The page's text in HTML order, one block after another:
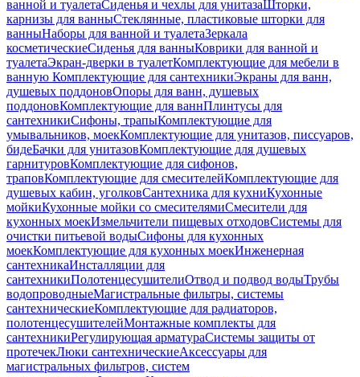
ванной и туалетаСиденья и чехлы для унитазаШторки,
карнизы для ванныСтеклянные, пластиковые шторки для
ванныНаборы для ванной и туалетаЗеркала
косметическиеСиденья для ванныКоврики для ванной и
туалетаЭкран-дверки в туалетКомплектующие для мебели в
ванную Комплектующие для сантехникиЭкраны для ванн,
душевых поддоновОпоры для ванн, душевых
поддоновКомплектующие для ваннПлинтусы для
сантехникиСифоны, трапыКомплектующие для
умывальников, моекКомплектующие для унитазов, писсуаров,
бидеБачки для унитазовКомплектующие для душевых
гарнитуровКомплектующие для сифонов,
траповКомплектующие для смесителейКомплектующие для
душевых кабин, уголковСантехника для кухниКухонные
мойкиКухонные мойки со смесителямиСмесители для
кухонных моекИзмельчители пищевых отходовСистемы для
очистки питьевой водыСифоны для кухонных
моекКомплектующие для кухонных моекИнженерная
сантехникаИнсталляции для
сантехникиПолотенцесушителиОтвод и подвод водыТрубы
водопроводныеМагистральные фильтры, системы
сантехническиеКомплектующие для радиаторов,
полотенцесушителейМонтажные комплекты для
сантехникиРегулирующая арматураСистемы защиты от
протечекЛюки сантехническиеАксессуары для
магистральных фильтров, систем